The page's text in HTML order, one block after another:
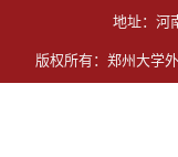
地址：河
版权所有：郑州大学